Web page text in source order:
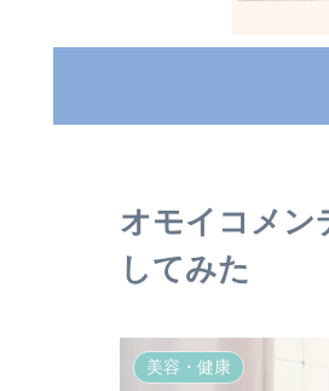
オモイコメン
してみた
美容・健康